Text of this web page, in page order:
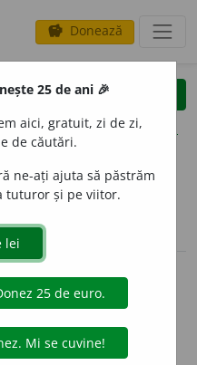
savings Donează
clear
opțiuni
(6)
declinări
compilate de
Definițiile
pe filadefiniții.
pe pagina de
25 de ani 🎉
aici, gratuit, zi de zi,
de căutări.
ne-ați ajuta să păstrăm
tuturor și pe viitor.